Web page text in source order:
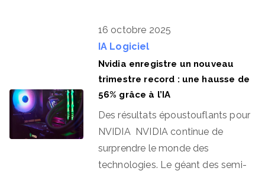
16 octobre 2025
IA Logiciel
Nvidia enregistre un nouveau
trimestre record : une hausse de
56% grâce à l’IA
Des résultats époustouflants pour
NVIDIA NVIDIA continue de
surprendre le monde des
technologies. Le géant des semi-